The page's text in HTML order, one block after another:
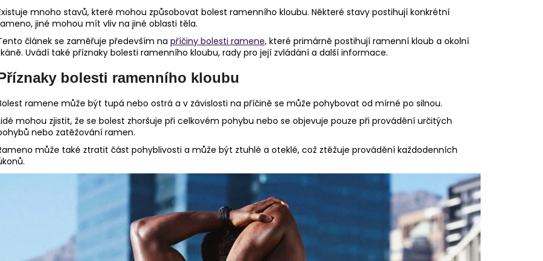
mnoho stavů, které mohou způsobovat bolest ramenního kloubu. Některé stavy postihují konkrétní
jiné mohou mít vliv na jiné oblasti těla.
článek se zaměřuje především na příčiny bolesti ramene, které primárně postihují ramenní kloub a okolní
Uvádí také příznaky bolesti ramenního kloubu, rady pro její zvládání a další informace.
bolesti ramenního kloubu
ramene může být tupá nebo ostrá a v závislosti na příčině se může pohybovat od mírné po silnou.
mohou zjistit, že se bolest zhoršuje při celkovém pohybu nebo se objevuje pouze při provádění určitých
nebo zatěžování ramen.
může také ztratit část pohyblivosti a může být ztuhlé a oteklé, což ztěžuje provádění každodenních